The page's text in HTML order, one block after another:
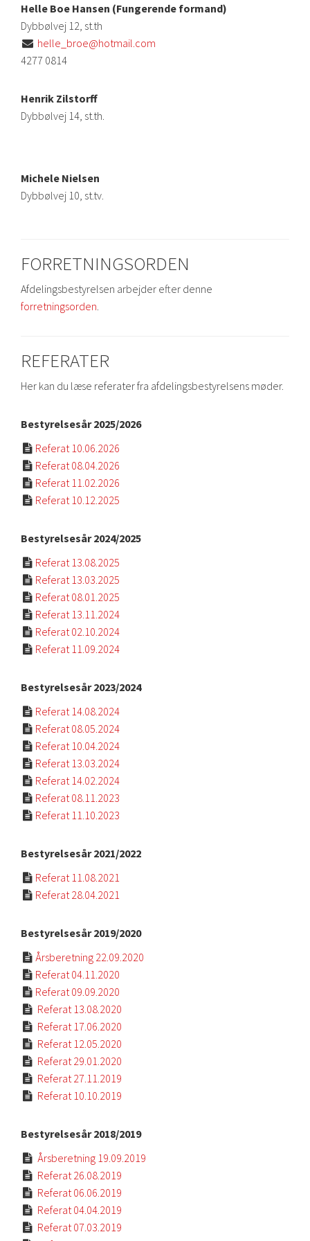
Helle Boe Hansen (Fungerende formand)
Dybbølvej 12, st.th
 helle_broe@hotmail.com
4277 0814
Henrik Zilstorff
Dybbølvej 14, st.th.
Michele Nielsen
Dybbølvej 10, st.tv.
FORRETNINGSORDEN
Afdelingsbestyrelsen arbejder efter denne
forretningsorden.
REFERATER
Her kan du læse referater fra afdelingsbestyrelsens møder.
Bestyrelsesår 2025/2026
 Referat 10.06.2026
 Referat 08.04.2026
 Referat 11.02.2026
 Referat 10.12.2025
Bestyrelsesår 2024/2025
 Referat 13.08.2025
 Referat 13.03.2025
 Referat 08.01.2025
 Referat 13.11.2024
 Referat 02.10.2024
 Referat 11.09.2024
Bestyrelsesår 2023/2024
 Referat 14.08.2024
 Referat 08.05.2024
 Referat 10.04.2024
 Referat 13.03.2024
 Referat 14.02.2024
 Referat 08.11.2023
 Referat 11.10.2023
Bestyrelsesår 2021/2022
 Referat 11.08.2021
 Referat 28.04.2021
Bestyrelsesår 2019/2020
 Årsberetning 22.09.2020
 Referat 04.11.2020
 Referat 09.09.2020
 Referat 13.08.2020
 Referat 17.06.2020
 Referat 12.05.2020
 Referat 29.01.2020
 Referat 27.11.2019
 Referat 10.10.2019
Bestyrelsesår 2018/2019
 Årsberetning 19.09.2019
 Referat 26.08.2019
 Referat 06.06.2019
 Referat 04.04.2019
 Referat 07.03.2019